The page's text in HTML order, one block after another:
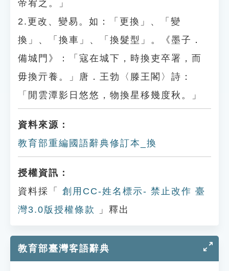
帝宥之。」
2.更改、變易。如：「更換」、「變
換」、「換車」、「換髮型」。《墨子．
備城門》：「寇在城下，時換吏卒署，而
毋換亓養。」唐．王勃〈滕王閣〉詩：
「閒雲潭影日悠悠，物換星移幾度秋。」
資料來源：
教育部重編國語辭典修訂本_換
授權資訊：
資料採「
創用CC-姓名標示- 禁止改作 臺
灣3.0版授權條款
」釋出
教育部臺灣客語辭典